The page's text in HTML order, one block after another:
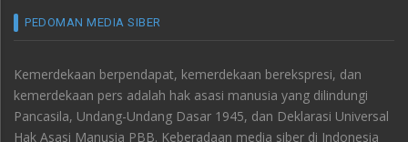
PEDOMAN MEDIA SIBER
Kemerdekaan berpendapat, kemerdekaan berekspresi, dan
kemerdekaan pers adalah hak asasi manusia yang dilindungi
Pancasila, Undang-Undang Dasar 1945, dan Deklarasi Universal
Hak Asasi Manusia PBB. Keberadaan media siber di Indonesia